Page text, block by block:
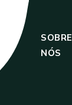
SOBRE
NÓS